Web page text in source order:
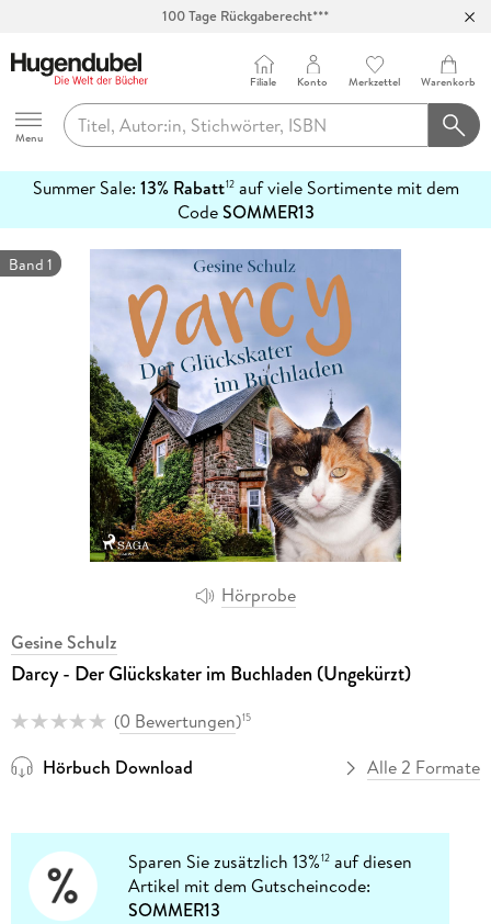
Hugendubel
Menu
Filiale Konto Merkzettel Warenkorb
Summer Sale: 13% Rabatt12auf viele Sortimente mit dem
CodeSOMMER13
erfahren
Hörprobe
Band 1
Gesine Schulz
Darcy - Der Glückskater im Buchladen (Ungekürzt)
(0 Bewertungen)15
Hörbuch Download Alle 2 Formate
Sparen Sie zusätzlich 13%12 auf diesen
Artikel mit dem Gutscheincode:
SOMMER13